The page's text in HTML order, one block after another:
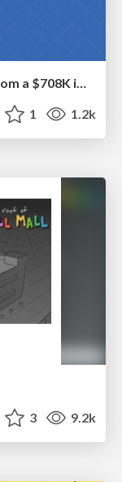
Data-driven link building: lessons from a $708K investment (BrightonSEO talk)
1 1.2k
3 9.2k